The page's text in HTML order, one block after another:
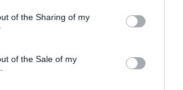
or usage behaviour. You may click to
to Google and its third-party tags to
specified purposes in below Google
of the Sharing of my
of the Sale of my